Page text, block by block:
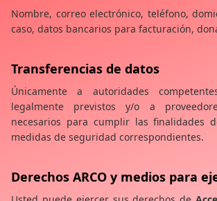
Nombre, correo electrónico, teléfono,
caso, datos bancarios para facturación,
Transferencias de datos
Únicamente a autoridades
legalmente previstos y/o a
necesarios para cumplir las finalidades
medidas de seguridad correspondientes.
Derechos ARCO y medios para